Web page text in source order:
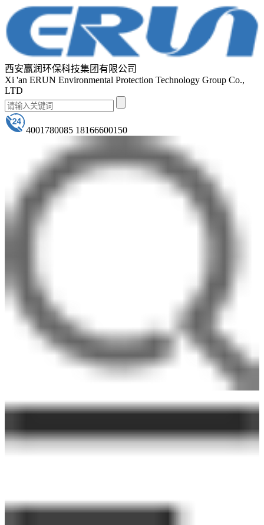
西安赢润环保科技集团有限公司
Xi 'an ERUN Environmental Protection Technology Group Co.,
LTD
4001780085 18166600150